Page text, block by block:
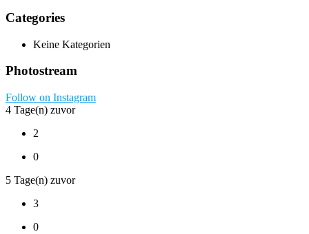
Categories
Keine Kategorien
Photostream
Follow on Instagram
4 Tage(n) zuvor
2
0
5 Tage(n) zuvor
3
0